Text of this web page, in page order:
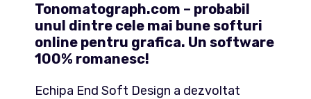
Tonomatograph.com – probabil
unul dintre cele mai bune softuri
online pentru grafica. Un software
100% romanesc!
Echipa End Soft Design a dezvoltat